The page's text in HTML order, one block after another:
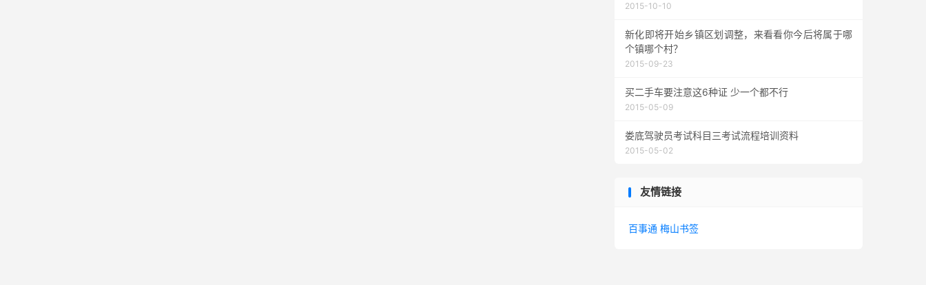
2015-10-10
新化即将开始乡镇区划调整，来看看你今后将属于哪
个镇哪个村？
2015-09-23
买二手车要注意这6种证 少一个都不行
2015-05-09
娄底驾驶员考试科目三考试流程培训资料
2015-05-02
友情链接
百事通 梅山书签